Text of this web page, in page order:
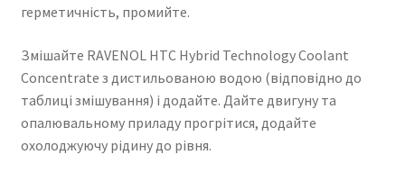
герметичність, промийте.
Змішайте RAVENOL HTC Hybrid Technology Coolant
Concentrate з дистильованою водою (відповідно до
таблиці змішування) і додайте. Дайте двигуну та
опалювальному приладу прогрітися, додайте
охолоджуючу рідину до рівня.